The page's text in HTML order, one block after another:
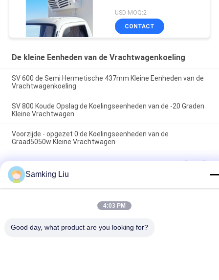
USD MOQ:2
CONTACT
De kleine Eenheden van de Vrachtwagenkoeling
SV 600 de Semi Hermetische 437mm Kleine Eenheden van de
Vrachtwagenkoeling
SV 800 Koude Opslag de Koelingseenheden van de -20 Graden
Kleine Vrachtwagen
Voorzijde - opgezet 0 de Koelingseenheden van de
Graad5050w Kleine Vrachtwagen
populaire categorieën
Refrigeration Units
De Eenheden Van De
Thermokoningsdelen
Samking Liu
4:03 PM
Good day, what product are you looking for?